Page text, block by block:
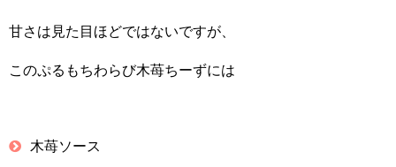
甘さは見た目ほどではないですが、
このぷるもちわらび木苺ちーずには
木苺ソース